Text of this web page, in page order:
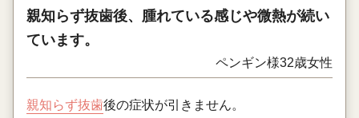
親知らず抜歯後、腫れている感じや微熱が続い
ています。
ペンギン様32歳女性
親知らず抜歯後の症状が引きません。